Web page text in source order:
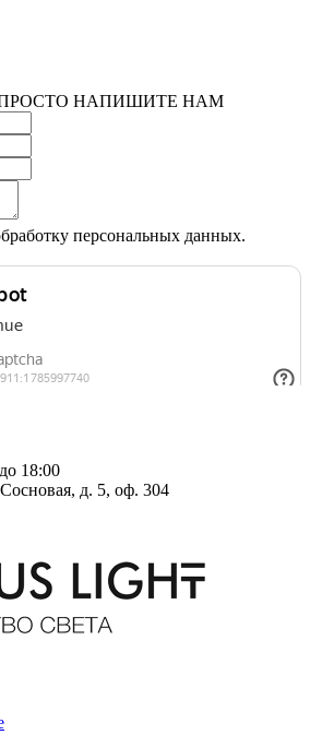
ПРОСТО НАПИШИТЕ НАМ
персональных данных.
18:00
д. 5, оф. 304